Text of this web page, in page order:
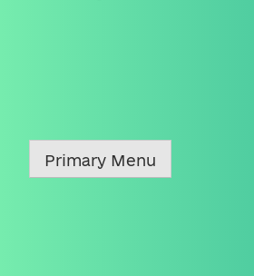
Primary Menu